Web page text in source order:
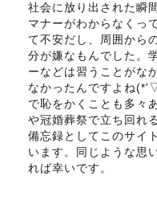
社会に放り出された瞬
マナーがわからなくっ
て不安だし、周囲から
分が嫌なもんでした。
ーなどは習うことがな
なかったんですよね
で恥をかくことも多々
や冠婚葬祭で立ち回れ
備忘録としてこのサイ
います。同じような思
れば幸いです。